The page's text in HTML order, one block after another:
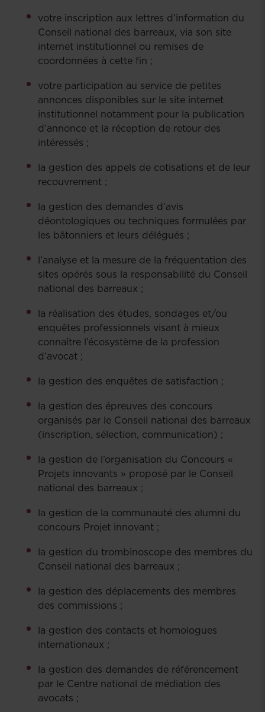
votre inscription aux lettres d’information du
Conseil national des barreaux, via son site
internet institutionnel ou remises de
coordonnées à cette fin ;
votre participation au service de petites
annonces disponibles sur le site internet
institutionnel notamment pour la publication
d’annonce et la réception de retour des
intéressés ;
la gestion des appels de cotisations et de leur
recouvrement ;
la gestion des demandes d’avis
déontologiques ou techniques formulées par
les bâtonniers et leurs délégués ;
l’analyse et la mesure de la fréquentation des
sites opérés sous la responsabilité du Conseil
national des barreaux ;
la réalisation des études, sondages et/ou
enquêtes professionnels visant à mieux
connaître l’écosystème de la profession
d’avocat ;
la gestion des enquêtes de satisfaction ;
la gestion des épreuves des concours
organisés par le Conseil national des barreaux
(inscription, sélection, communication) ;
la gestion de l’organisation du Concours «
Projets innovants » proposé par le Conseil
national des barreaux ;
la gestion de la communauté des alumni du
concours Projet innovant ;
la gestion du trombinoscope des membres du
Conseil national des barreaux ;
la gestion des déplacements des membres
des commissions ;
la gestion des contacts et homologues
internationaux ;
la gestion des demandes de référencement
par le Centre national de médiation des
avocats ;